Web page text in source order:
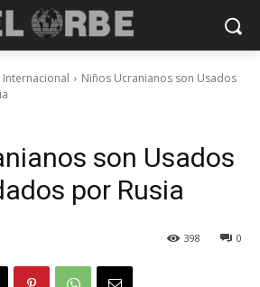
Internacional
Niños Ucranianos son Usados
son Usados
por Rusia
0
398